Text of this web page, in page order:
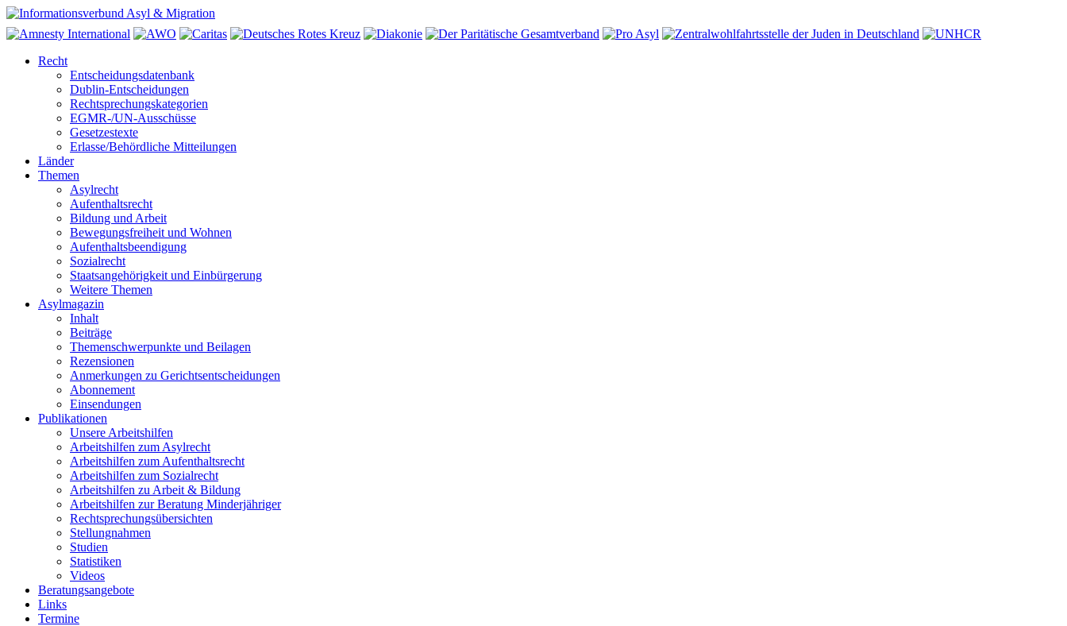
Recht
Entscheidungsdatenbank
Dublin-Entscheidungen
Rechtsprechungskategorien
EGMR-/UN-Ausschüsse
Gesetzestexte
Erlasse/Behördliche Mitteilungen
Länder
Themen
Asylrecht
Aufenthaltsrecht
Bildung und Arbeit
Bewegungsfreiheit und Wohnen
Aufenthaltsbeendigung
Sozialrecht
Staatsangehörigkeit und Einbürgerung
Weitere Themen
Asylmagazin
Inhalt
Beiträge
Themenschwerpunkte und Beilagen
Rezensionen
Anmerkungen zu Gerichtsentscheidungen
Abonnement
Einsendungen
Publikationen
Unsere Arbeitshilfen
Arbeitshilfen zum Asylrecht
Arbeitshilfen zum Aufenthaltsrecht
Arbeitshilfen zum Sozialrecht
Arbeitshilfen zu Arbeit & Bildung
Arbeitshilfen zur Beratung Minderjähriger
Rechtsprechungsübersichten
Stellungnahmen
Studien
Statistiken
Videos
Beratungsangebote
Links
Termine